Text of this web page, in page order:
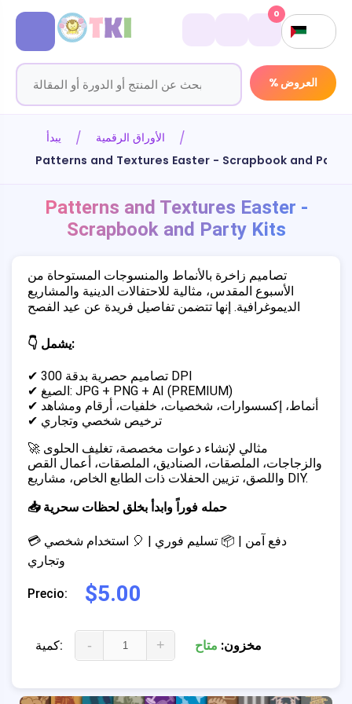
% العروض
0
يبدأ
الأوراق الرقمية
Patterns and Textures Easter - Scrapbook and Party
Patterns and Textures Easter -
Scrapbook and Party Kits
تصاميم زاخرة بالأنماط والمنسوجات المستوحاة من
الأسبوع المقدس، مثالية للاحتفالات الدينية والمشاريع
الديموغرافية. إنها تتضمن تفاصيل فريدة عن عيد الفصح
👇 يشمل:
✔ تصاميم حصرية بدقة 300 DPI
✔ الصيغ: JPG + PNG + AI (PREMIUM)
✔ أنماط، إكسسوارات، شخصيات، خلفيات، أرقام ومشاهد
✔ ترخيص شخصي وتجاري
🚀 مثالي لإنشاء دعوات مخصصة، تغليف الحلوى
والزجاجات، الملصقات، الصناديق، الملصقات، أعمال القص
واللصق، تزيين الحفلات ذات الطابع الخاص، مشاريع DIY.
📥 حمله فوراً وابدأ بخلق لحظات سحرية
💳 دفع آمن | 📦 تسليم فوري | 🎈 استخدام شخصي
وتجاري
Precio: $5.00
كمية: - + مخزون: متاح